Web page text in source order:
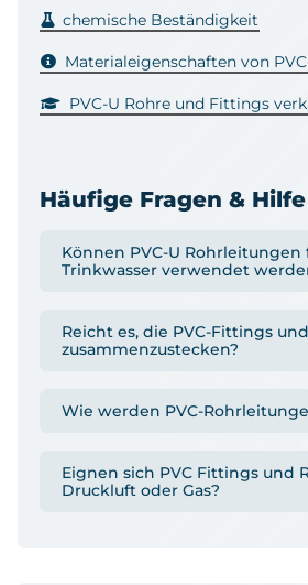
chemische Beständigkeit
Materialeigenschaften von
PVC-U Rohre und Fittings
Häufige Fragen & Hilfe
Können PVC-U Rohrleitungen
Trinkwasser verwendet
Reicht es, die PVC-Fittings
zusammenzustecken?
Wie werden PVC-
Eignen sich PVC Fittings und
Druckluft oder Gas?